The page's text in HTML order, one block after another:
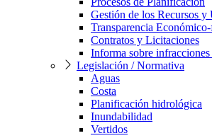
Gestión de los Recursos y
Transparencia
Contratos y Licitaciones
Informa sobre
Legislación / Normativa
Aguas
Costa
Planificación hidrológica
Inundabilidad
Vertidos